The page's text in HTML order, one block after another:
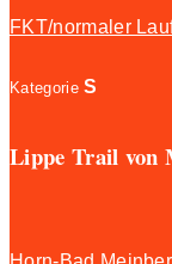
FKT/normaler
Kategorie S
Lippe Trail von